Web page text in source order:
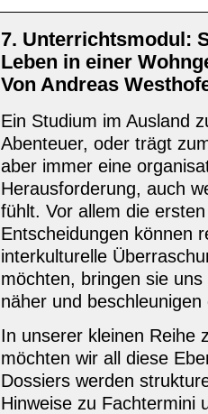
7. Unterrichtsmodul:
Leben in einer
Von Andreas
Ein Studium im Ausland
Abenteuer, oder trägt
aber immer eine
Herausforderung, auch
fühlt. Vor allem die
Entscheidungen können
interkulturelle
möchten, bringen sie
näher und
In unserer kleinen Reihe
möchten wir all diese
Dossiers werden
Hinweise zu Fachtermini